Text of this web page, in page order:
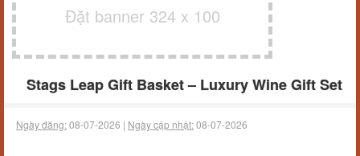
Đặt banner 324 x 100
Stags Leap Gift Basket – Luxury Wine Gift Set
Ngày đăng:08-07-2026 | Ngày cập nhật:08-07-2026